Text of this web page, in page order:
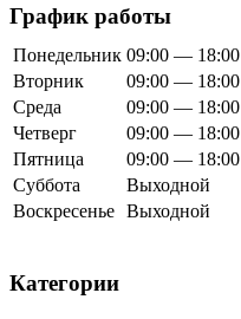
График работы
Понедельник 09:00 — 18:00
Вторник
09:00 — 18:00
Среда
09:00 — 18:00
Четверг
09:00 — 18:00
Пятница
09:00 — 18:00
Суббота
Выходной
Воскресенье Выходной
Категории